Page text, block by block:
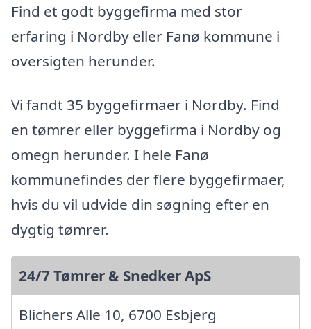
Find et godt byggefirma med stor
erfaring i Nordby eller Fanø kommune i
oversigten herunder.
Vi fandt 35 byggefirmaer i Nordby. Find
en tømrer eller byggefirma i Nordby og
omegn herunder. I hele Fanø
kommunefindes der flere byggefirmaer,
hvis du vil udvide din søgning efter en
dygtig tømrer.
24/7 Tømrer & Snedker ApS
Blichers Alle 10, 6700 Esbjerg